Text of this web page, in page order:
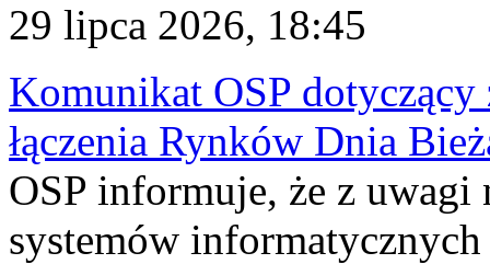
29 lipca 2026, 18:45
Komunikat OSP dotyczący
łączenia Rynków Dnia
OSP informuje, że z uwagi
systemów